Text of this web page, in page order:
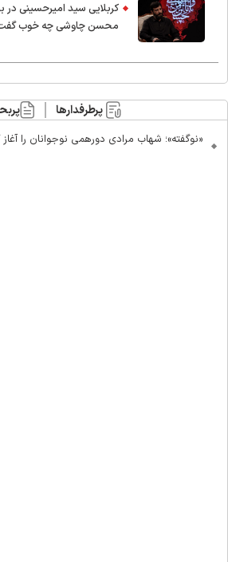
کربلایی سید امیر‌حسینی در
محسن چاوشی چه خوب گفت
پرطرفدارها
«نوگفته»؛ شهاب مرادی دورهمی نوجوانان را آغاز